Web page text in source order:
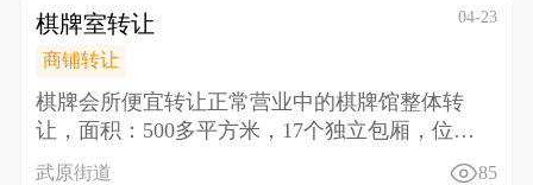
棋牌室转让 04-23
商铺转让
棋牌会所便宜转让正常营业中的棋牌馆整体转
让， 面积：500多平方米，17个独立包厢，位置
好，停车方
武原街道 85